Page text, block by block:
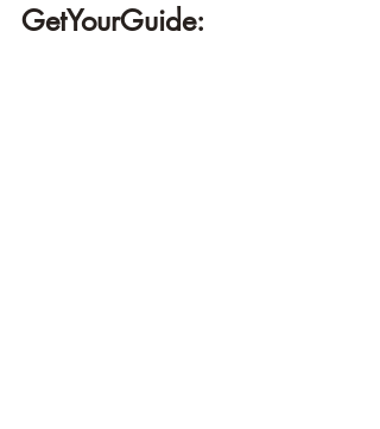
GetYourGuide: